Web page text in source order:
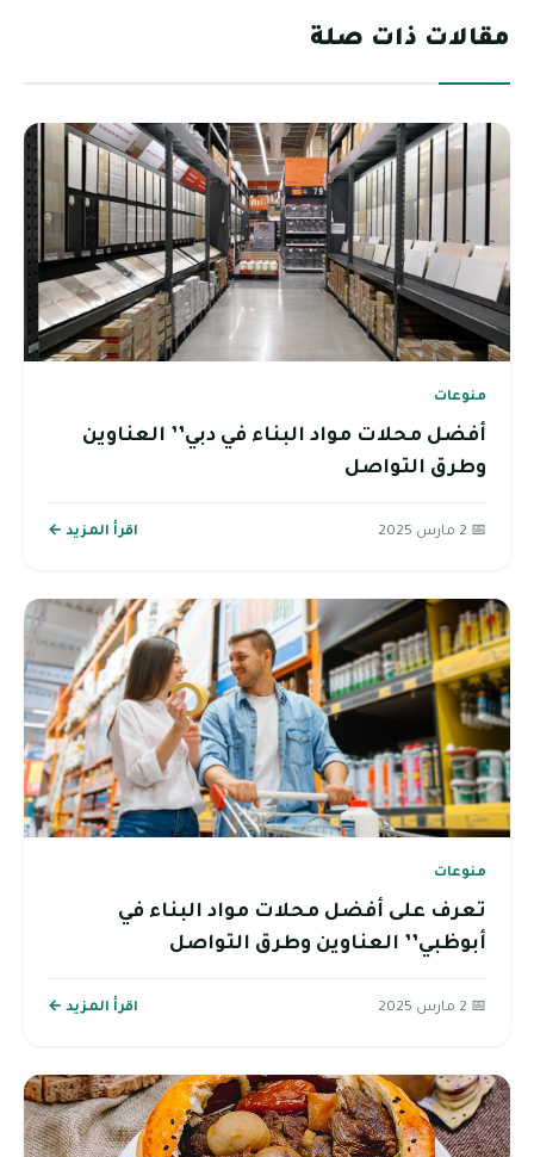
مقالات ذات صلة
منوعات
أفضل محلات مواد البناء في دبي’’ العناوين
وطرق التواصل
📅 2 مارس 2025 اقرأ المزيد ←
منوعات
تعرف على أفضل محلات مواد البناء في
أبوظبي’’ العناوين وطرق التواصل
📅 2 مارس 2025 اقرأ المزيد ←